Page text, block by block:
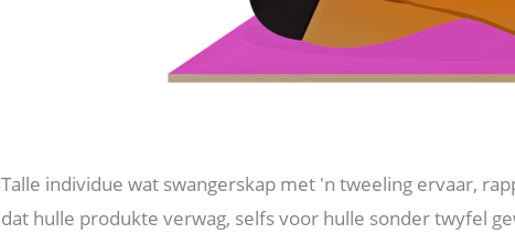
Talle individue wat swangerskap met 'n tweeling ervaar,
dat hulle produkte verwag, selfs voor hulle sonder twyfel